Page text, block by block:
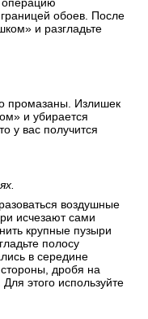
операцию
обоев. После
и разгладьте
промазаны. Излишек
и убирается
у вас получится
воздушные
исчезают сами
крупные пузыри
полосу
в середине
дробя на
этого используйте